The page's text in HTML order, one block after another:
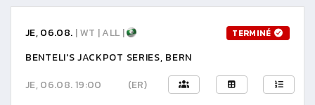
JE, 06.08. | WT | ALL | TERMINÉ
BENTELI'S JACKPOT SERIES, BERN
JE, 06.08. 19:00
(ER)